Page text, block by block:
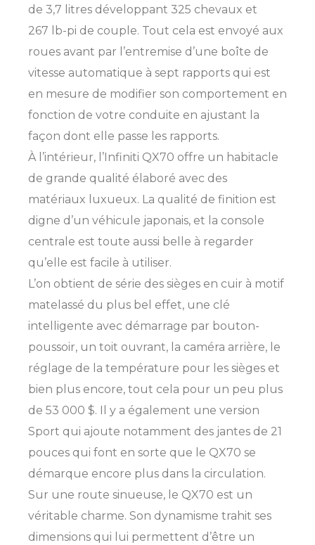
de 3,7 litres développant 325 chevaux et
267 lb-pi de couple. Tout cela est envoyé aux
roues avant par l’entremise d’une boîte de
vitesse automatique à sept rapports qui est
en mesure de modifier son comportement en
fonction de votre conduite en ajustant la
façon dont elle passe les rapports.
À l’intérieur, l’Infiniti QX70 offre un habitacle
de grande qualité élaboré avec des
matériaux luxueux. La qualité de finition est
digne d’un véhicule japonais, et la console
centrale est toute aussi belle à regarder
qu’elle est facile à utiliser.
L’on obtient de série des sièges en cuir à motif
matelassé du plus bel effet, une clé
intelligente avec démarrage par bouton-
poussoir, un toit ouvrant, la caméra arrière, le
réglage de la température pour les sièges et
bien plus encore, tout cela pour un peu plus
de 53 000 $. Il y a également une version
Sport qui ajoute notamment des jantes de 21
pouces qui font en sorte que le QX70 se
démarque encore plus dans la circulation.
Sur une route sinueuse, le QX70 est un
véritable charme. Son dynamisme trahit ses
dimensions qui lui permettent d’être un